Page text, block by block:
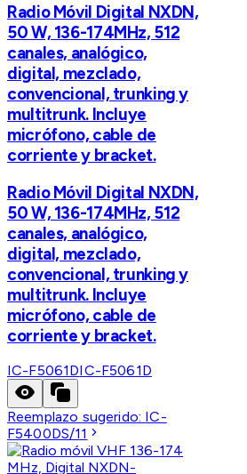
Radio Móvil Digital NXDN,
50 W, 136-174MHz, 512
canales, analógico,
digital, mezclado,
convencional, trunking y
multitrunk. Incluye
micrófono, cable de
corriente y bracket.
Radio Móvil Digital NXDN,
50 W, 136-174MHz, 512
canales, analógico,
digital, mezclado,
convencional, trunking y
multitrunk. Incluye
micrófono, cable de
corriente y bracket.
IC-F5061DIC-F5061D
Reemplazo sugerido: IC-
F5400DS/11